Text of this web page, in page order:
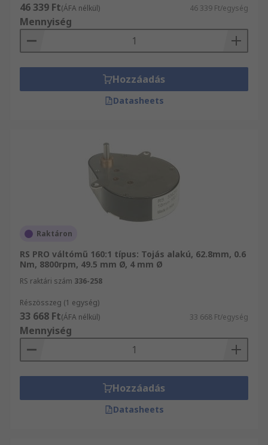
46 339 Ft(ÁFA nélkül) 46 339 Ft/egység
Mennyiség
Hozzáadás
Datasheets
Raktáron
RS PRO váltómű 160:1 típus: Tojás alakú, 62.8mm, 0.6
Nm, 8800rpm, 49.5 mm Ø, 4 mm Ø
RS raktári szám 336-258
Részösszeg (1 egység)
33 668 Ft(ÁFA nélkül) 33 668 Ft/egység
Mennyiség
Hozzáadás
Datasheets